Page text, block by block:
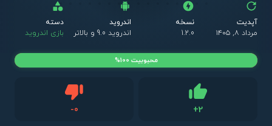
آپدیت
مرداد ۸, ۱۴۰۵
نسخه
1.2.0
اندروید
اندروید 9.0 و بالاتر
دسته
بازی اندروید
+2
-0دیس لایک
محبوبیت 100%